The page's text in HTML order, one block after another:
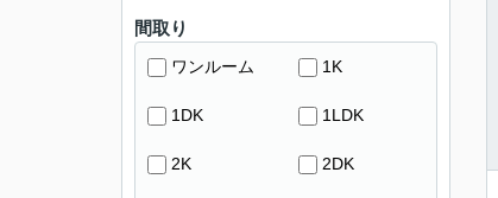
間取り
ワンルーム 1K
1DK 1LDK
2K 2DK